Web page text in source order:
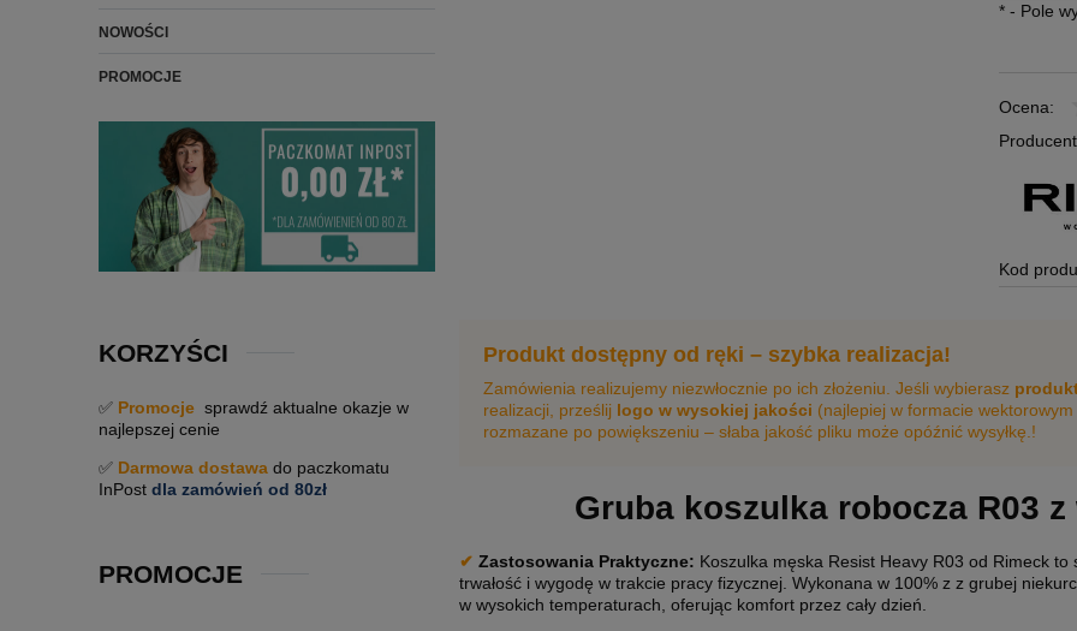
NOWOŚCI
PROMOCJE
KORZYŚCI
✅ Promocje sprawdź aktualne okazje w
najlepszej cenie
✅ Darmowa dostawa do paczkomatu
InPost dla zamówień od 80zł
PROMOCJE
* - Pole
Ocena:
Kod
Produkt dostępny od ręki – szybka realizacja!
Zamówienia realizujemy niezwłocznie po ich złożeniu. Jeśli wybierasz
realizacji, prześlij logo w wysokiej jakości (najlepiej w formacie
rozmazane po powiększeniu – słaba jakość pliku może opóźnić wysyłkę.!
Gruba koszulka robocza R03
✔ Zastosowania Praktyczne: Koszulka męska Resist Heavy R03 od Rimeck
trwałość i wygodę w trakcie pracy fizycznej. Wykonana w 100% z z grubej
w wysokich temperaturach, oferując komfort przez cały dzień.